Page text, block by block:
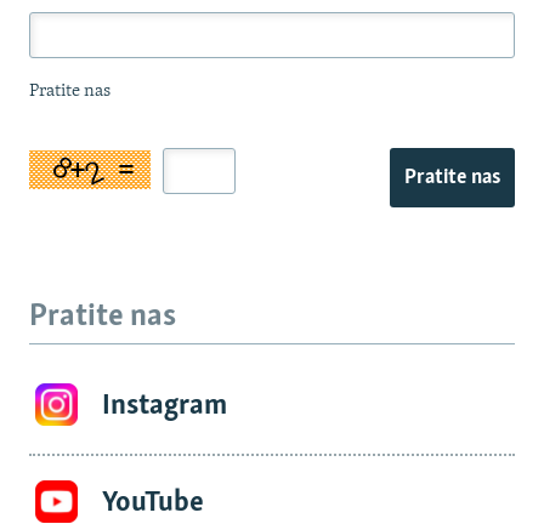
Pratite nas
Pratite nas
Pratite nas
Instagram
YouTube